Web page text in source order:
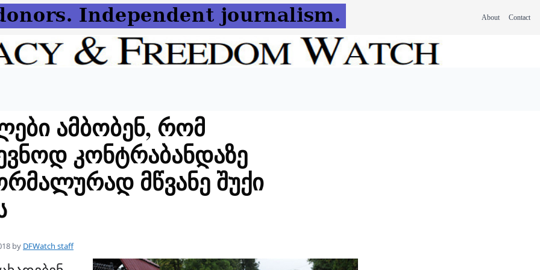
About Contact
ამბობენ, რომ
კონტრაბანდაზე
მწვანე შუქი
by DFWatch staff